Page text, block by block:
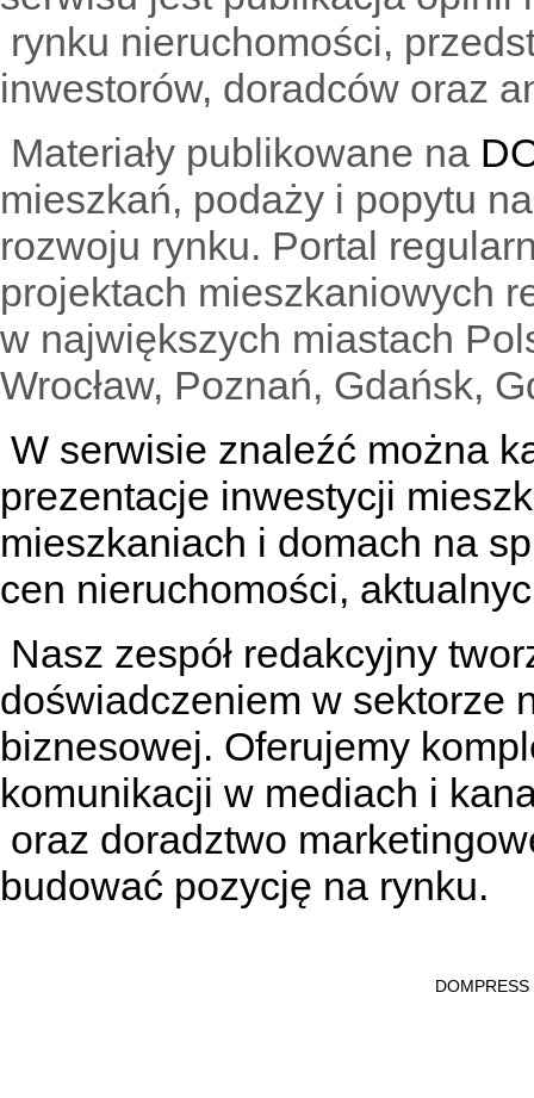
rynku nieruchomości,
inwestorów, doradców oraz
Materiały publikowane na
mieszkań, podaży i popytu
rozwoju rynku. Portal
projektach mieszkaniowych
w największych miastach
Wrocław, Poznań, Gdańsk,
W serwisie znaleźć można
prezentacje inwestycji
mieszkaniach i domach na
cen nieruchomości,
Nasz zespół redakcyjny
doświadczeniem w sektorze
biznesowej. Oferujemy
komunikacji w mediach i
oraz doradztwo
budować pozycję na rynku.